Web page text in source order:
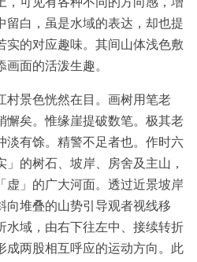
留白，虽是水域的表达，却也提
实的对应趣味。其间山体浅色敷
面的活泼生趣。
村景色恍然在目。画树用笔老
懈矣。惟缘崖提破数笔。极其老
淡有馀。精警不足者也。作时六
的树石、坡岸、房舍及主山，
虚」的广大河面。透过近景坡岸
向堆叠的山势引导观者视线移
水域，由右下往左中、接续转折
成两股相互呼应的运动方向。此